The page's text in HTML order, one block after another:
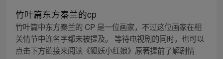
竹叶篇东方秦兰的cp
竹叶篇中东方秦兰的 CP 是一位画家，不过这位画家在相
关情节中连名字都未被提及。 等待电视剧的同时，也可以
点击下方链接来阅读《狐妖小红娘》原著提前了解剧情